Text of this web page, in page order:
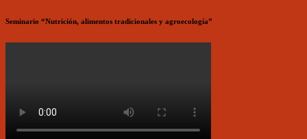
Seminario “Nutrición, alimentos tradicionales y agroecología”